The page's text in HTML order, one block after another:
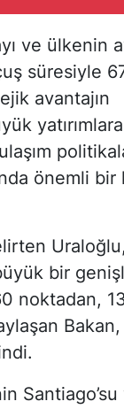
ve ülkenin
süresiyle
avantajın
önemli bir
Uraloğlu,
bir
noktadan,
Bakan,
Santiago’su